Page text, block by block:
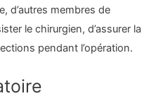
d’autres membres de
le chirurgien, d’assurer la
pendant l’opération.